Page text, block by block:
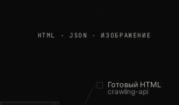
HTML · JSON · ИЗОБРАЖЕНИЕ
Готовый HTML
crawling-api